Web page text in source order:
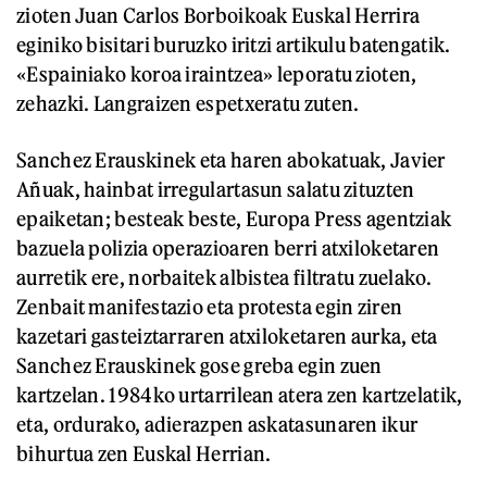
zioten Juan Carlos Borboikoak Euskal Herrira
eginiko bisitari buruzko iritzi artikulu batengatik.
«Espainiako koroa iraintzea» leporatu zioten,
zehazki. Langraizen espetxeratu zuten.
Sanchez Erauskinek eta haren abokatuak, Javier
Añuak, hainbat irregulartasun salatu zituzten
epaiketan; besteak beste, Europa Press agentziak
bazuela polizia operazioaren berri atxiloketaren
aurretik ere, norbaitek albistea filtratu zuelako.
Zenbait manifestazio eta protesta egin ziren
kazetari gasteiztarraren atxiloketaren aurka, eta
Sanchez Erauskinek gose greba egin zuen
kartzelan. 1984ko urtarrilean atera zen kartzelatik,
eta, ordurako, adierazpen askatasunaren ikur
bihurtua zen Euskal Herrian.